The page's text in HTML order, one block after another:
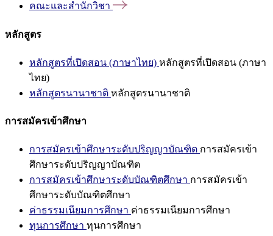
คณะและสำนักวิชา
หลักสูตร
หลักสูตรที่เปิดสอน (ภาษาไทย) หลักสูตรที่เปิดสอน (ภาษา
ไทย)
หลักสูตรนานาชาติ หลักสูตรนานาชาติ
การสมัครเข้าศึกษา
การสมัครเข้าศึกษาระดับปริญญาบัณฑิต การสมัครเข้า
ศึกษาระดับปริญญาบัณฑิต
การสมัครเข้าศึกษาระดับบัณฑิตศึกษา การสมัครเข้า
ศึกษาระดับบัณฑิตศึกษา
ค่าธรรมเนียมการศึกษา ค่าธรรมเนียมการศึกษา
ทุนการศึกษา ทุนการศึกษา